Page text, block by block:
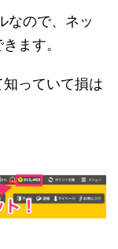
なので、ネッ
ます。
っていて損は